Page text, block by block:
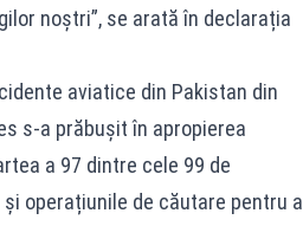
noștri”, se arată în declarația
aviatice din Pakistan din
s-a prăbușit în apropierea
a 97 dintre cele 99 de
operațiunile de căutare pentru a